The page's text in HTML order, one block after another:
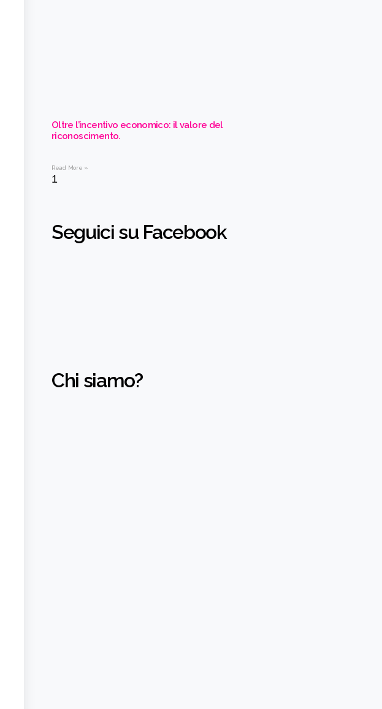
Oltre l’incentivo economico: il valore del
riconoscimento.
Read More »
Seguici su Facebook
Chi siamo?